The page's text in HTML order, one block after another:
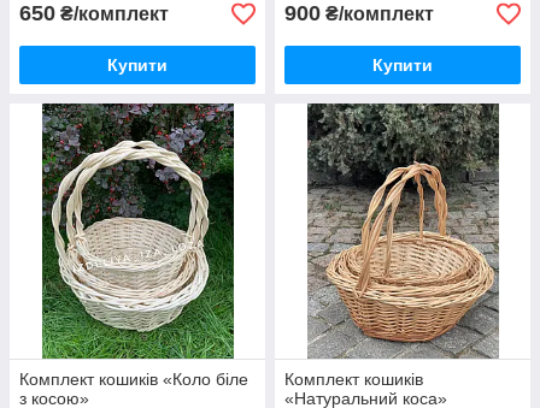
650 ₴/комплект
Купити
900 ₴/комплект
Купити
Комплект кошиків «Коло біле
з косою»
Комплект кошиків
«Натуральний коса»